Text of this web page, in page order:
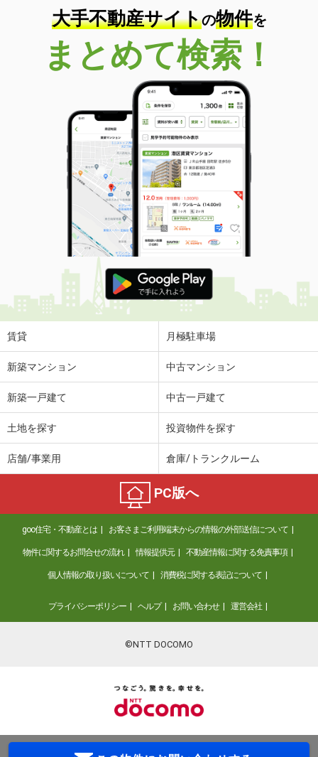
大手不動産サイトの物件を
まとめて検索！
賃貸 月極駐車場
新築マンション 中古マンション
新築一戸建て 中古一戸建て
土地を探す 投資物件を探す
店舗/事業用 倉庫/トランクルーム
PC版へ
goo住宅・不動産とは お客さまご利用端末からの情報の外部送信について
物件に関するお問合せの流れ 情報提供元 不動産情報に関する免責事項
個人情報の取り扱いについて 消費税に関する表記について
プライバシーポリシー ヘルプ お問い合わせ 運営会社
©NTT DOCOMO